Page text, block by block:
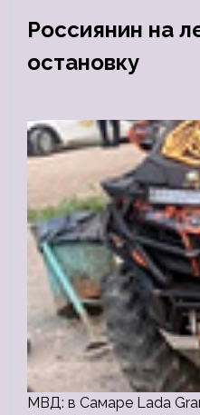
Россиянин на
остановку
МВД: в Самаре Lada